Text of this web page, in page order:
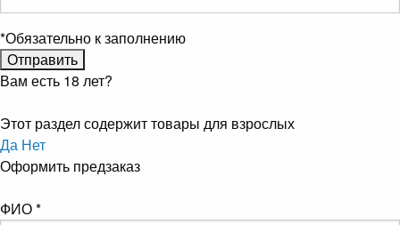
*Обязательно к заполнению
Вам есть 18 лет?
Этот раздел содержит товары для взрослых
Да Нет
Оформить предзаказ
ФИО*